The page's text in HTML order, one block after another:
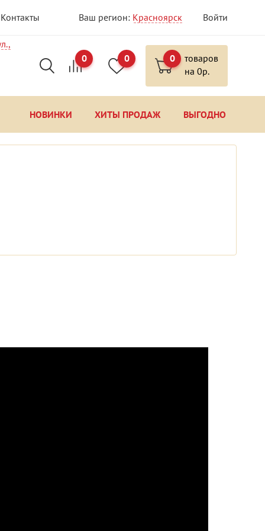
Контакты Ваш регион: Красноярск Войти
0 0 0
товаров
на 0р.
НОВИНКИ ХИТЫ ПРОДАЖ ВЫГОДНО